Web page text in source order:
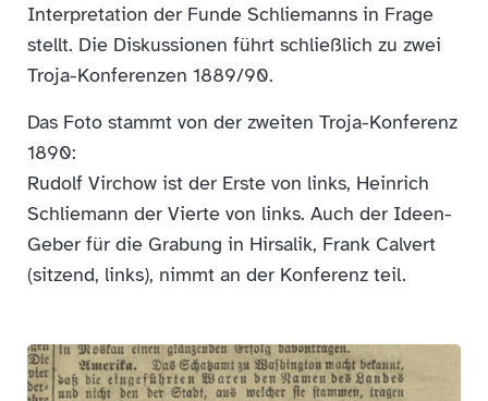
Interpretation der Funde Schliemanns in Frage
stellt. Die Diskussionen führt schließlich zu zwei
Troja-Konferenzen 1889/90.
Das Foto stammt von der zweiten Troja-Konferenz
1890:
Rudolf Virchow ist der Erste von links, Heinrich
Schliemann der Vierte von links. Auch der Ideen-
Geber für die Grabung in Hirsalik, Frank Calvert
(sitzend, links), nimmt an der Konferenz teil.